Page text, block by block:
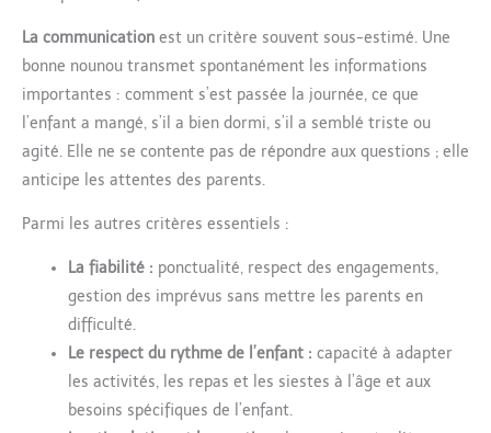
La communication est un critère souvent sous-estimé. Une
bonne nounou transmet spontanément les informations
importantes : comment s’est passée la journée, ce que
l’enfant a mangé, s’il a bien dormi, s’il a semblé triste ou
agité. Elle ne se contente pas de répondre aux questions ; elle
anticipe les attentes des parents.
Parmi les autres critères essentiels :
La fiabilité : ponctualité, respect des engagements,
gestion des imprévus sans mettre les parents en
difficulté.
Le respect du rythme de l’enfant : capacité à adapter
les activités, les repas et les siestes à l’âge et aux
besoins spécifiques de l’enfant.